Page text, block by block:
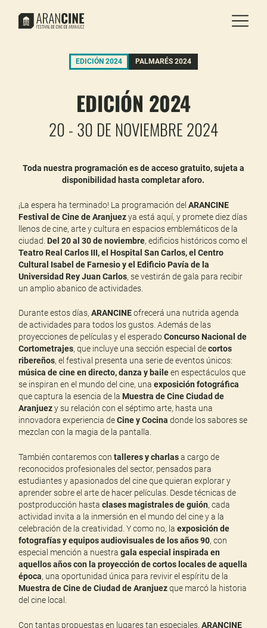
EDICIÓN 2024 PALMARÉS 2024
EDICIÓN 2024
20 - 30 DE NOVIEMBRE 2024
Toda nuestra programación es de acceso gratuito, sujeta a
disponibilidad hasta completar aforo.
¡La espera ha terminado! La programación delARANCINE
Festival de Cine de Aranjuezya está aquí, y promete diez días
llenos de cine, arte y cultura en espacios emblemáticos de la
ciudad.Del 20 al 30 de noviembre, edificios históricos como el
Teatro Real Carlos III, el Hospital San Carlos, el Centro
Cultural Isabel de Farnesio y el Edificio Pavía de la
Universidad Rey Juan Carlos, se vestirán de gala para recibir
un amplio abanico de actividades.
Durante estos días,ARANCINEofrecerá una nutrida agenda
de actividades para todos los gustos. Además de las
proyecciones de películas y el esperadoConcurso Nacional de
Cortometrajes, que incluye una sección especial decortos
ribereños, el festival presenta una serie de eventos únicos:
música de cine en directo, danza y baileen espectáculos que
se inspiran en el mundo del cine, unaexposición fotográfica
que captura la esencia de laMuestra de Cine Ciudad de
Aranjuezy su relación con el séptimo arte, hasta una
innovadora experiencia deCine y Cocina donde los sabores se
mezclan con la magia de la pantalla.
También contaremos contalleres y charlasa cargo de
reconocidos profesionales del sector, pensados para
estudiantes y apasionados del cine que quieran explorar y
aprender sobre el arte de hacer películas. Desde técnicas de
postproducción hastaclases magistrales de guión, cada
actividad invita a la inmersión en el mundo del cine y a la
celebración de la creatividad. Y como no, laexposición de
fotografías y equipos audiovisuales de los años 90, con
especial mención a nuestragala especial inspirada en
aquellos años con la proyección de cortos locales de aquella
época, una oportunidad única para revivir el espíritu de la
Muestra de Cine de Ciudad de Aranjuezque marcó la historia
del cine local.
Con tantas propuestas en lugares tan especiales,ARANCINE